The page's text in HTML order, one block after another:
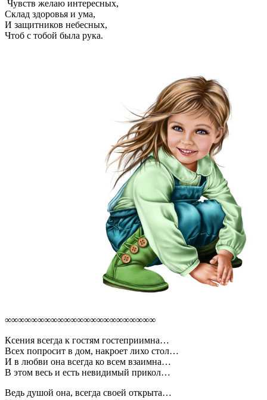
Чувств желаю интересных,
Склад здоровья и ума,
И защитников небесных,
Чтоб с тобой была рука.
∞∞∞∞∞∞∞∞∞∞∞∞∞∞∞∞∞∞∞∞∞∞∞
Ксения всегда к гостям гостеприимна…
Всех попросит в дом, накроет лихо стол…
И в любви она всегда ко всем взаимна…
В этом весь и есть невидимый прикол…
Ведь душой она, всегда своей открыта…